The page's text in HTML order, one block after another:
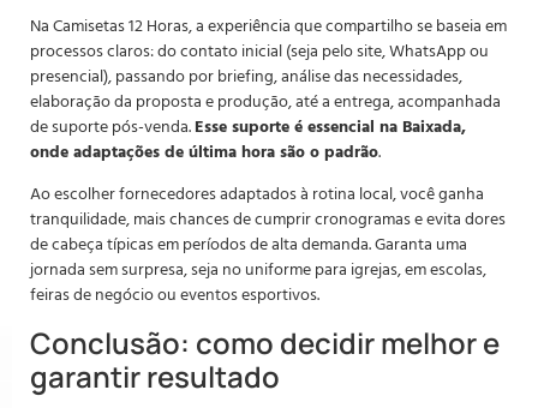
Na Camisetas 12 Horas, a experiência que compartilho se baseia em
processos claros: do contato inicial (seja pelo site, WhatsApp ou
presencial), passando por briefing, análise das necessidades,
elaboração da proposta e produção, até a entrega, acompanhada
de suporte pós-venda. Esse suporte é essencial na Baixada,
onde adaptações de última hora são o padrão.
Ao escolher fornecedores adaptados à rotina local, você ganha
tranquilidade, mais chances de cumprir cronogramas e evita dores
de cabeça típicas em períodos de alta demanda. Garanta uma
jornada sem surpresa, seja no uniforme para igrejas, em escolas,
feiras de negócio ou eventos esportivos.
Conclusão: como decidir melhor e
garantir resultado